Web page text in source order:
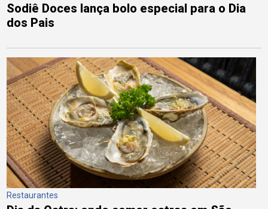
Sodiê Doces lança bolo especial para o Dia
dos Pais
Restaurantes